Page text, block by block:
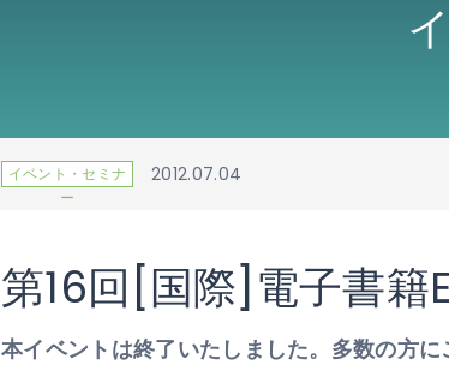
イベント・セミナ
ー
2012.07.04
第16回[国際]電子書籍
本イベントは終了いたしました。多数の方に